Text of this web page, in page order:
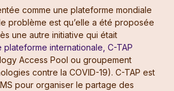
comme une plateforme mondiale
problème est qu’elle a été proposée
une autre initiative qui était
plateforme internationale, C-TAP
Access Pool ou groupement
contre la COVID-19). C-TAP est
pour organiser le partage des